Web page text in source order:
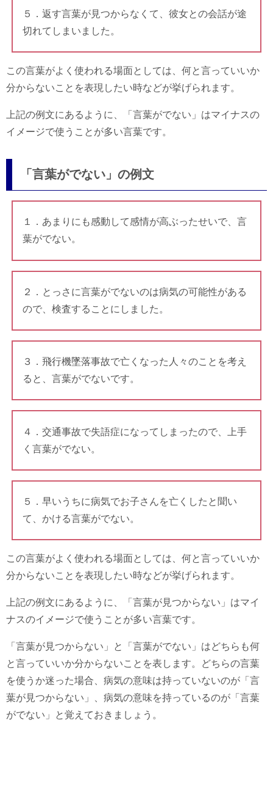
５．返す言葉が見つからなくて、彼女との会話が途
切れてしまいました。
この言葉がよく使われる場面としては、何と言っていいか
分からないことを表現したい時などが挙げられます。
上記の例文にあるように、「言葉がでない」はマイナスの
イメージで使うことが多い言葉です。
「言葉がでない」の例文
１．あまりにも感動して感情が高ぶったせいで、言
葉がでない。
２．とっさに言葉がでないのは病気の可能性がある
ので、検査することにしました。
３．飛行機墜落事故で亡くなった人々のことを考え
ると、言葉がでないです。
４．交通事故で失語症になってしまったので、上手
く言葉がでない。
５．早いうちに病気でお子さんを亡くしたと聞い
て、かける言葉がでない。
この言葉がよく使われる場面としては、何と言っていいか
分からないことを表現したい時などが挙げられます。
上記の例文にあるように、「言葉が見つからない」はマイ
ナスのイメージで使うことが多い言葉です。
「言葉が見つからない」と「言葉がでない」はどちらも何
と言っていいか分からないことを表します。どちらの言葉
を使うか迷った場合、病気の意味は持っていないのが「言
葉が見つからない」、病気の意味を持っているのが「言葉
がでない」と覚えておきましょう。